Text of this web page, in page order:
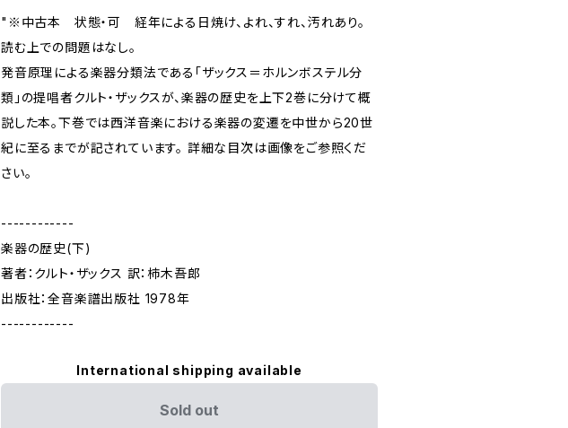
"※中古本 状態・可 経年による日焼け、よれ、すれ、汚れあり。
読む上での問題はなし。
発音原理による楽器分類法である「ザックス＝ホルンボステル分
類」の提唱者クルト・ザックスが、楽器の歴史を上下2巻に分けて概
説した本。下巻では西洋音楽における楽器の変遷を中世から20世
紀に至るまでが記されています。 詳細な目次は画像をご参照くだ
さい。
------------
楽器の歴史(下)
著者：クルト・ザックス 訳：柿木吾郎
出版社：全音楽譜出版社 1978年
------------
International shipping available
Sold out